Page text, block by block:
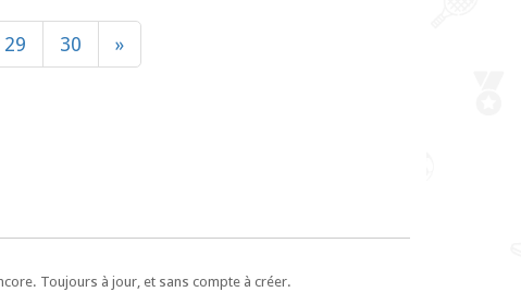
29 30 »
Toujours à jour, et sans compte à créer.